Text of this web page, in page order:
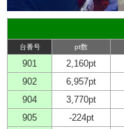
台番号 pt数
901 2,160pt
902
6,957pt
904
3,770pt
905
-224pt